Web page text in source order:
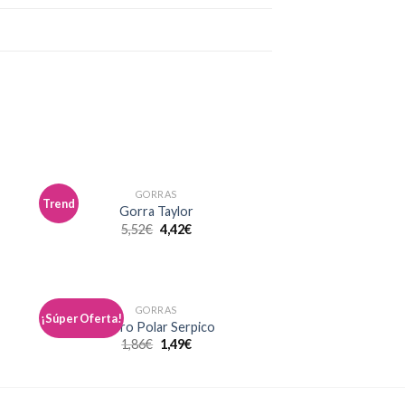
Trend
GORRAS
Gorra Taylor
5,52€ 4,42€
¡Súper Oferta!
GORRAS
Gorro Polar Serpico
1,86€ 1,49€